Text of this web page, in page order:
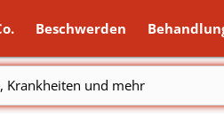
Beschwerden
Krankheiten und mehr